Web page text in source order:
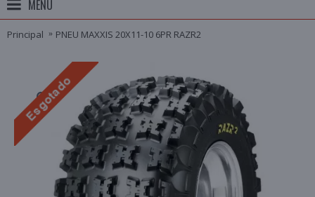
MENU
Principal PNEU MAXXIS 20X11-10 6PR RAZR2